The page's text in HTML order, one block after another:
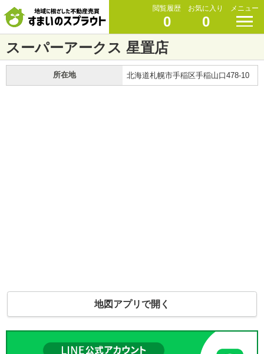
閲覧履歴
0
お気に入り
0
メニュー
スーパーアークス 星置店
所在地 北海道札幌市手稲区手稲山口478-10
地図アプリで開く